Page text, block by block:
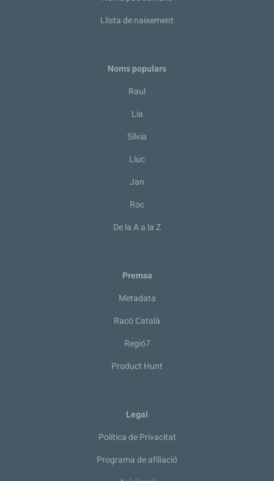
Llista de naixement
Noms populars
Raul
Lia
Sílvia
Lluc
Jan
Roc
De la A a la Z
Premsa
Metadata
Racó Català
Regió7
Product Hunt
Legal
Política de Privacitat
Programa de afiliació